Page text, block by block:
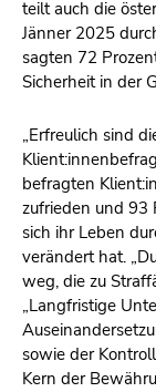
teilt auch die
Jänner 2025
sagten 72
Sicherheit in der
„Erfreulich sind
befragten
zufrieden und 93
sich ihr Leben
verändert hat.
weg, die zu
„Langfristige
sowie der
Kern der